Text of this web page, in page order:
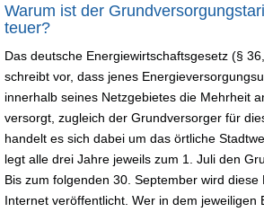
Warum ist der
teuer?
Das deutsche Energiewirtschaftsgesetz (§
schreibt vor, dass jenes
innerhalb seines Netzgebietes die Mehrheit
versorgt, zugleich der Grundversorger für
handelt es sich dabei um das örtliche
legt alle drei Jahre jeweils zum 1. Juli den
Bis zum folgenden 30. September wird diese
Internet veröffentlicht. Wer in dem jeweiligen